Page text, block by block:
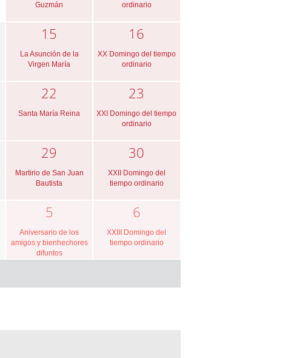
Guzmán
ordinario
15
La Asunción de la
Virgen María
16
XX Domingo del tiempo
ordinario
22
Santa María Reina
23
XXI Domingo del tiempo
ordinario
29
Martirio de San Juan
Bautista
30
XXII Domingo del
tiempo ordinario
5
Aniversario de los
amigos y bienhechores
difuntos
6
XXIII Domingo del
tiempo ordinario